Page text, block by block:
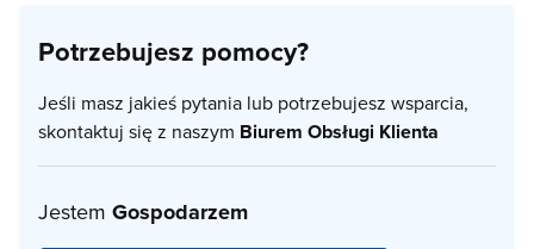
Potrzebujesz pomocy?
Jeśli masz jakieś pytania lub potrzebujesz wsparcia,
skontaktuj się z naszym Biurem Obsługi Klienta
Jestem Gospodarzem